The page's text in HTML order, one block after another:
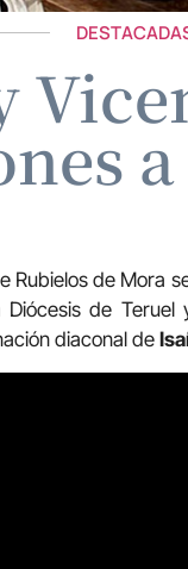
Rubielos de Mora
de
diaconal de